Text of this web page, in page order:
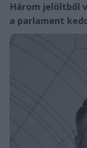
Három jelöltből
a parlament